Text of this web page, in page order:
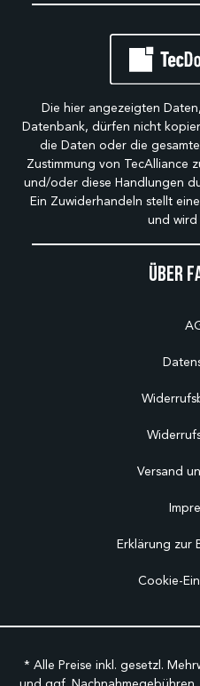
Über
Versand
Erklärung zur
Cookie-
Die hier angezeigten
Datenbank, dürfen nicht
die Daten oder die
Zustimmung von TecAlliance
und/oder diese Handlungen
Ein Zuwiderhandeln stellt
und
* Alle Preise inkl. gesetzl.